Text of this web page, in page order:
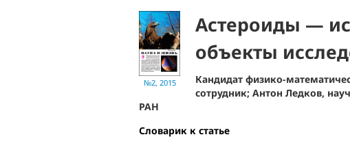
№2, 2015
Астероиды —
объекты
Кандидат физико-
сотрудник; Антон Ледков,
РАН
Словарик к статье